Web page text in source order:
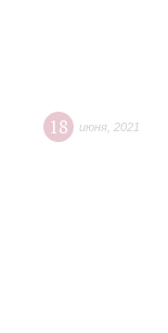
18 июня 2021